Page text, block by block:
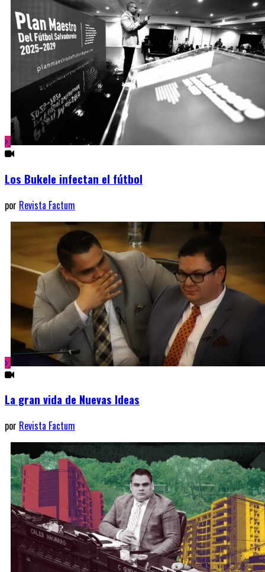
Los Bukele infectan el fútbol
por Revista Factum
La gran vida de Nuevas Ideas
por Revista Factum